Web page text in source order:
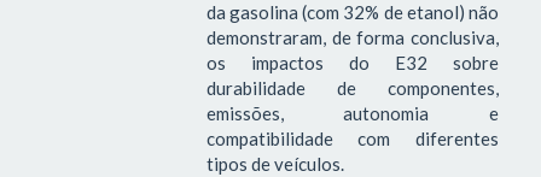
da gasolina (com 32% de etanol) não
demonstraram, de forma conclusiva,
os impactos do E32 sobre
durabilidade de componentes,
emissões, autonomia e
compatibilidade com diferentes
tipos de veículos.